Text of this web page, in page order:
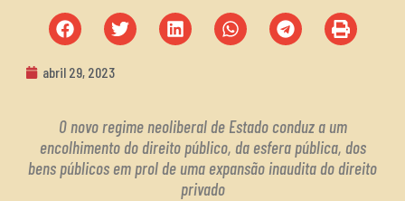
abril 29, 2023
O novo regime neoliberal de Estado conduz a um
encolhimento do direito público, da esfera pública, dos
bens públicos em prol de uma expansão inaudita do direito
privado